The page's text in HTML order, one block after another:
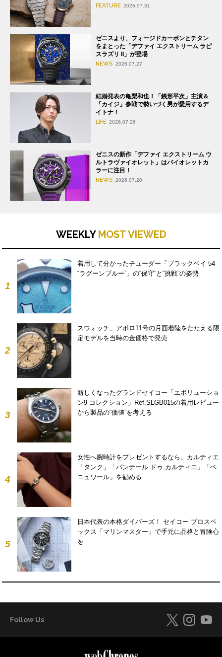
FEATURE 2026.07.31
ゼニスより、フォージドカーボンとチタン
をまとった「デファイ エクストリーム ラピ
スラズリ II」が登場
NEWS 2026.07.27
結婚発表の亀梨和也！「銭形平次」主演＆
「カイジ」参戦で勢いづく男が愛用するデ
イトナ！
LIFE 2026.07.26
ゼニスの新作「デファイ エクストリーム ウ
ルトラヴァイオレット」はバイオレットカ
ラーに注目！
NEWS 2026.07.20
WEEKLY MOST VIEWED
1
着用して分かったチューダー「ブラックベイ 54
“ラグーンブルー”」の“保守”と“挑戦”の姿勢
2
スウォッチ、アポロ11号の月面着陸をたたえる限
定モデルを当時の金価格で発売
3
新しくなったグランドセイコー「エボリューショ
ン9 コレクション」Ref.SLGB015の着用レビュー
から製品の“価値”を考える
4
女性へ腕時計をプレゼントするなら。カルティエ
「タンク」「パンテール ドゥ カルティエ」「ベ
ニュワール」を勧める
5
日本代表の本格ダイバーズ！ セイコー プロスペ
ックス「マリンマスター」で手元に品格と冒険心
を
Follow Us